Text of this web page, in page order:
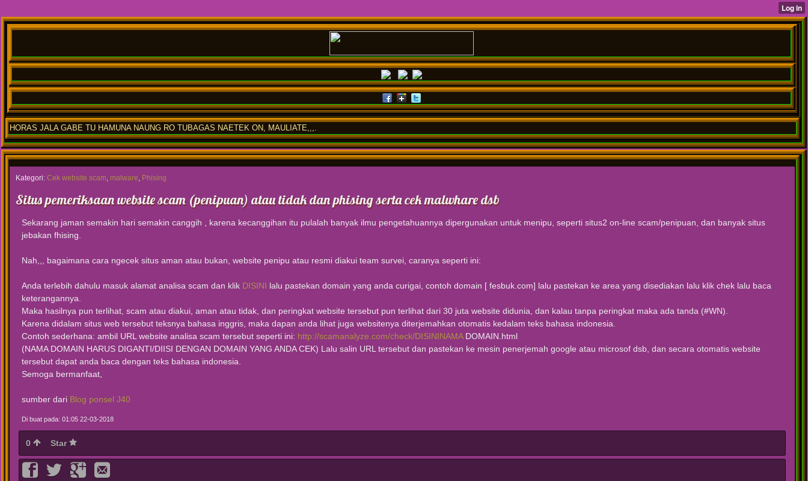
HORAS JALA GABE TU HAMUNA NAUNG RO TUBAGAS NAETEK ON, MAULIATE,,,.
Kategori: Cek website scam, malware, Phising
Situs pemeriksaan website scam (penipuan) atau tidak dan phising serta cek malwhare dsb
Sekarang jaman semakin hari semakin canggih , karena kecanggihan itu pulalah banyak ilmu pengetahuannya dipergunakan untuk menipu, seperti situs2 on-line scam/penipuan, dan banyak situs
jebakan fhising.
Nah,,, bagaimana cara ngecek situs aman atau bukan, website penipu atau resmi diakui team survei, caranya seperti ini:
Anda terlebih dahulu masuk alamat analisa scam dan klik DISINI lalu pastekan domain yang anda curigai, contoh domain [ fesbuk.com] lalu pastekan ke area yang disediakan lalu klik chek lalu baca
keterangannya.
Maka hasilnya pun terlihat, scam atau diakui, aman atau tidak, dan peringkat website tersebut pun terlihat dari 30 juta website didunia, dan kalau tanpa peringkat maka ada tanda (#WN).
Karena didalam situs web tersebut teksnya bahasa inggris, maka dapan anda lihat juga websitenya diterjemahkan otomatis kedalam teks bahasa indonesia.
Contoh sederhana: ambil URL website analisa scam tersebut seperti ini: http://scamanalyze.com/check/DISININAMADOMAIN.html
(NAMA DOMAIN HARUS DIGANTI/DIISI DENGAN DOMAIN YANG ANDA CEK) Lalu salin URL tersebut dan pastekan ke mesin penerjemah google atau microsof dsb, dan secara otomatis website
tersebut dapat anda baca dengan teks bahasa indonesia.
Semoga bermanfaat,
sumber dari Blog ponsel J40
Di buat pada: 01:05 22-03-2018
0 Star